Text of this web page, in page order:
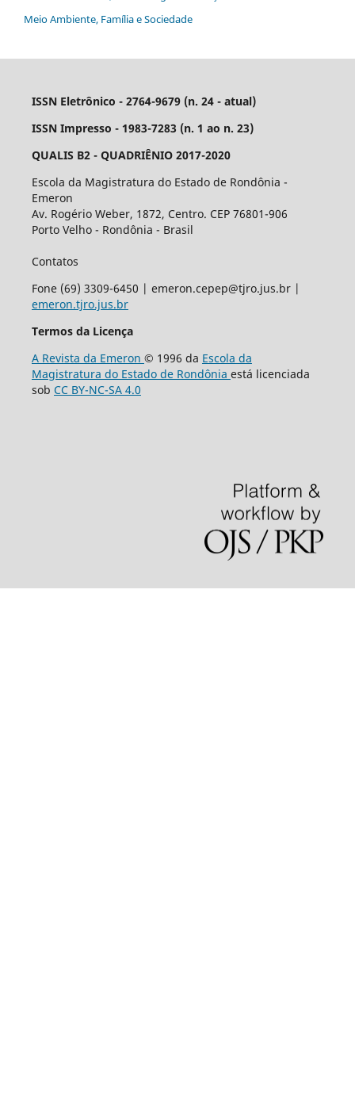
Meio Ambiente, Família e Sociedade
ISSN Eletrônico - 2764-9679 (n. 24 - atual)
ISSN Impresso - 1983-7283 (n. 1 ao n. 23)
QUALIS B2 - QUADRIÊNIO 2017-2020
Escola da Magistratura do Estado de Rondônia -
Emeron
Av. Rogério Weber, 1872, Centro. CEP 76801-906
Porto Velho - Rondônia - Brasil
Contatos
Fone (69) 3309-6450 | emeron.cepep@tjro.jus.br |
emeron.tjro.jus.br
Termos da Licença
A Revista da Emeron © 1996 da Escola da
Magistratura do Estado de Rondônia está licenciada
sob CC BY-NC-SA 4.0